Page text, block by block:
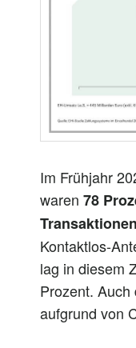
Im Frühjahr
waren 78
Kontaktlos-
lag in diesem
Prozent.
aufgrund von